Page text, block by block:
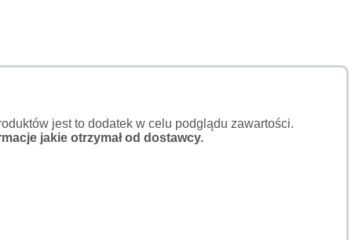
jest to dodatek w celu podglądu zawartości.
jakie otrzymał od dostawcy.